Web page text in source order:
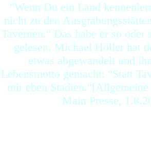
"Wenn Du ein Land
nicht zu den
Tavernen." Das habe er so oder
gelesen. Michael Höller hat
etwas abgewandelt und
Lebensmotto gemacht: "Statt
mir eben
Main Presse,